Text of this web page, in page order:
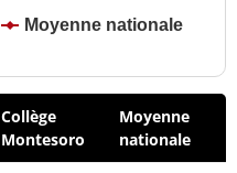
Moyenne nationale
Collège
Montesoro
Moyenne
nationale